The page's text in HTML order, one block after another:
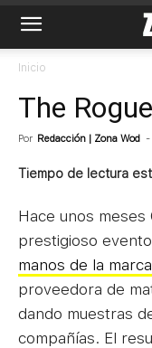
Inicio
The
Por Redacción | Zona Wod -
Tiempo de lectura
Hace unos meses
prestigioso evento
manos de la
proveedora de
dando muestras
compañías. El